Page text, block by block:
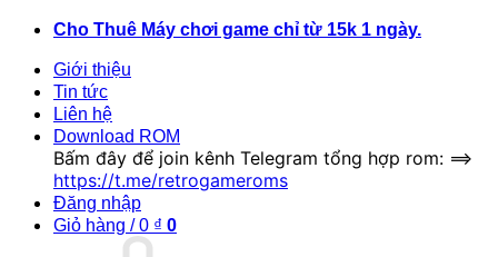
dung
Cho Thuê Máy chơi game chỉ từ 15k 1 ngày.
Giới thiệu
Tin tức
Liên hệ
Download ROM
Bấm đây để join kênh Telegram tổng hợp rom: ==>
https://t.me/retrogameroms
Đăng nhập
Giỏ hàng /0 ₫ 0